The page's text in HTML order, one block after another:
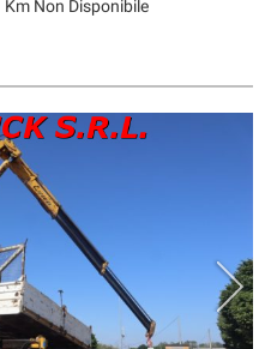
Km Non Disponibile